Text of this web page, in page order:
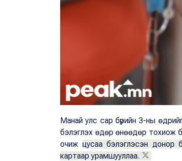
Манай улс сар бүрийн 3-ны
бэлэглэх өдөр өнөөдөр тохиож
очиж цусаа бэлэглэсэн донор
картаар урамшууллаа.